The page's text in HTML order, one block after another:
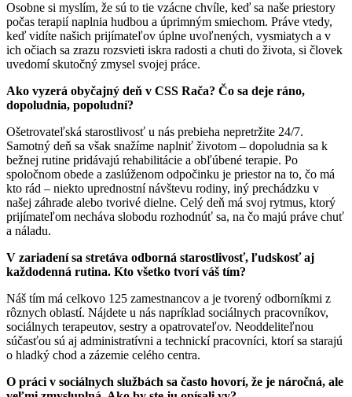
Osobne si myslím, že sú to tie vzácne chvíle, keď sa naše priestory
počas terapií naplnia hudbou a úprimným smiechom. Práve vtedy,
keď vidíte našich prijímateľov úplne uvoľnených, vysmiatych a v
ich očiach sa zrazu rozsvieti iskra radosti a chuti do života, si človek
uvedomí skutočný zmysel svojej práce.
Ako vyzerá obyčajný deň v CSS Rača? Čo sa deje ráno,
dopoludnia, popoludní?
Ošetrovateľská starostlivosť u nás prebieha nepretržite 24/7.
Samotný deň sa však snažíme naplniť životom – dopoludnia sa k
bežnej rutine pridávajú rehabilitácie a obľúbené terapie. Po
spoločnom obede a zaslúženom odpočinku je priestor na to, čo má
kto rád – niekto uprednostní návštevu rodiny, iný prechádzku v
našej záhrade alebo tvorivé dielne. Celý deň má svoj rytmus, ktorý
prijímateľom necháva slobodu rozhodnúť sa, na čo majú práve chuť
a náladu.
V zariadení sa stretáva odborná starostlivosť, ľudskosť aj
každodenná rutina. Kto všetko tvorí váš tím?
Náš tím má celkovo 125 zamestnancov a je tvorený odborníkmi z
rôznych oblastí. Nájdete u nás napríklad sociálnych pracovníkov,
sociálnych terapeutov, sestry a opatrovateľov. Neoddeliteľnou
súčasťou sú aj administratívni a technickí pracovníci, ktorí sa starajú
o hladký chod a zázemie celého centra.
O práci v sociálnych službách sa často hovorí, že je náročná, ale